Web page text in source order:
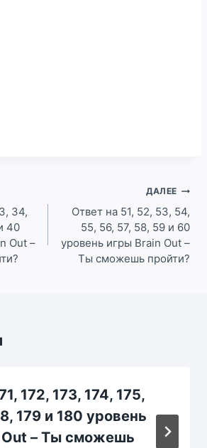
34,
40
Out –
ДАЛЕЕ
Ответ на 51, 52, 53, 54,
55, 56, 57, 58, 59 и 60
уровень игры Brain Out –
Ты сможешь пройти?
172, 173, 174, 175,
179 и 180 уровень
Out – Ты сможешь